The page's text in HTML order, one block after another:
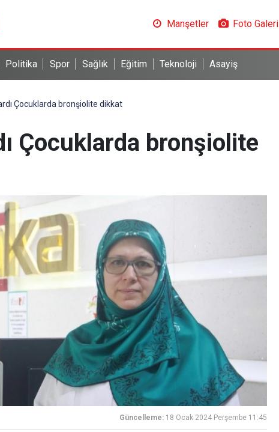
Manşetler Foto Galeri
Politika Spor Sağlık Eğitim Teknoloji Asayiş
Çocuklarda bronşiolite dikkat
Çocuklarda bronşiolite
Güncelleme: 18 Ocak 2024 Perşembe 11:45